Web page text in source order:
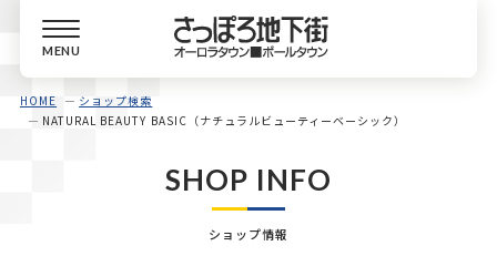
MENU
HOME
ショップ検索
NATURAL BEAUTY BASIC（ナチュラルビューティーベーシック）
SHOP INFO
ショップ情報